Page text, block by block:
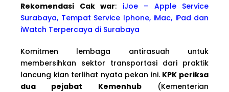
Rekomendasi Cak war: iJoe – Apple Service
Surabaya, Tempat Service Iphone, iMac, iPad dan
iWatch Terpercaya di Surabaya
Komitmen lembaga antirasuah untuk
membersihkan sektor transportasi dari praktik
lancung kian terlihat nyata pekan ini. KPK periksa
dua pejabat Kemenhub(Kementerian